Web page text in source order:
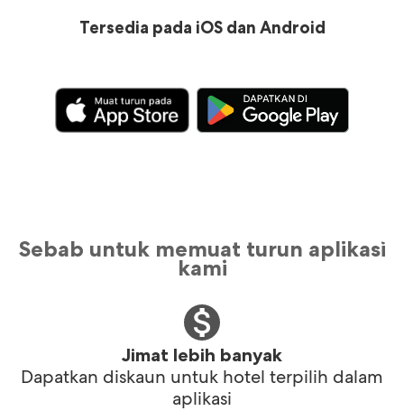
Tersedia pada iOS dan Android
Sebab untuk memuat turun aplikasi
kami
Jimat lebih banyak
Dapatkan diskaun untuk hotel terpilih dalam
aplikasi